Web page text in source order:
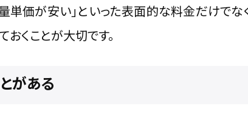
単価が安い」といった表面的な料金だけでな
くことが大切です。
がある